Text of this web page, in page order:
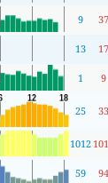
9 37
13 17
1 9
25 33
1012
59 94